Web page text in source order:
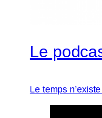
Le
Le temps